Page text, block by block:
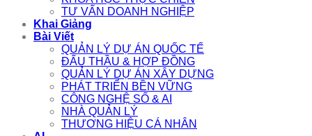
TƯ VẤN DOANH NGHIỆP
Khai Giảng
Bài Viết
QUẢN LÝ DỰ ÁN QUỐC TẾ
ĐẤU THẦU & HỢP ĐỒNG
QUẢN LÝ DỰ ÁN XÂY DỰNG
PHÁT TRIỂN BỀN VỮNG
CÔNG NGHỆ SỐ & AI
NHÀ QUẢN LÝ
THƯƠNG HIỆU CÁ NHÂN